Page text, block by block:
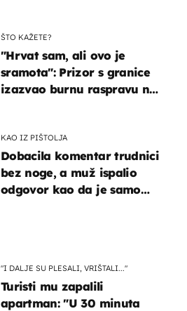
"I DALJE SU PLESALI, VRIŠTALI..."
Turisti mu zapalili
apartman: "U 30 minuta
ŠTO KAŽETE?
"Hrvat sam, ali ovo je
sramota": Prizor s granice
izazvao burnu raspravu na
KAO IZ PIŠTOLJA
Dobacila komentar trudnici
bez noge, a muž ispalio
odgovor kao da je samo